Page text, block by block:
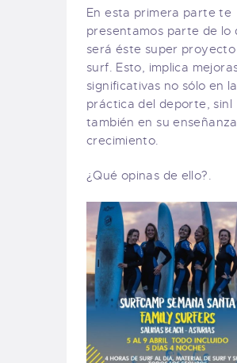
En esta primera parte te
presentamos parte de lo
será éste super proyecto
surf. Esto, implica
significativas no sólo en la
práctica del deporte, sinl
también en su
crecimiento.
¿Qué opinas de ello?.